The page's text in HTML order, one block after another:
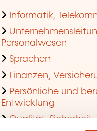
Informatik,
Personalwesen
Sprachen
Finanzen,
Persönliche und
Entwicklung
Qualität, Sicherheit